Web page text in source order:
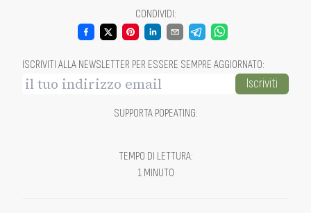
CONDIVIDI:
ISCRIVITI ALLA NEWSLETTER PER ESSERE SEMPRE AGGIORNATO:
Iscriviti
SUPPORTA POPEATING:
TEMPO DI LETTURA:
1 MINUTO